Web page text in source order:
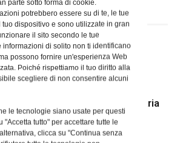
parte sotto forma di cookie.
potrebbero essere su di te, le tue
dispositivo e sono utilizzate in gran
il sito secondo le tue
informazioni di solito non ti identificano
possono fornire un'esperienza Web
Poiché rispettiamo il tuo diritto alla
scegliere di non consentire alcuni
le tecnologie siano usate per questi
"Accetta tutto" per accettare tutte le
clicca su "Continua senza
AUTORE
estiva degli Uffici del
di Roma
Madonna della Neve a Santa Maria